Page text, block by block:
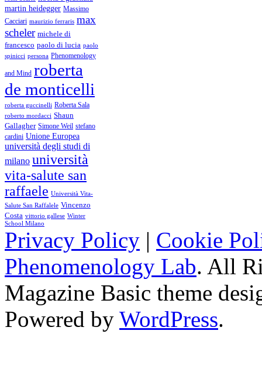
martin heidegger Massimo
Cacciari maurizio ferraris max
scheler michele di
francesco paolo di lucia paolo
spinicci persona Phenomenology
and Mind roberta
de monticelli
roberta guccinelli Roberta Sala
roberto mordacci Shaun
Gallagher Simone Weil stefano
cardini Unione Europea
università degli studi di
milano università
vita-salute san
raffaele Università Vita-
Salute San Raffalele Vincenzo
Costa vittorio gallese Winter
School Milano
Privacy Policy | Cookie
Phenomenology Lab. All
Magazine Basic theme
Powered by WordPress.